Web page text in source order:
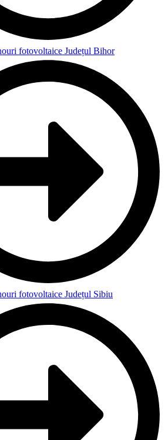
fotovoltaice Județul Bihor
fotovoltaice Județul Sibiu